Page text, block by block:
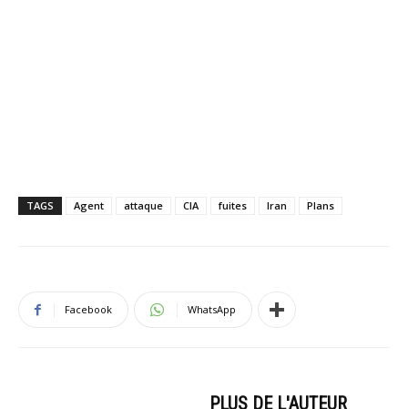
TAGS Agent attaque CIA fuites Iran Plans
Facebook WhatsApp
PLUS DE L'AUTEUR